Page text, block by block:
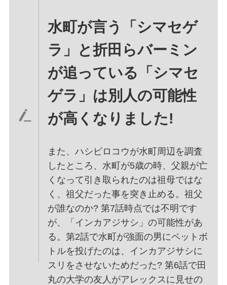
水町が言う「シマセゲ
ラ」と折田らバーミン
が追っている「シマセ
ゲラ」は別人の可能性
が高くなりました!
また、ハシビロコウが水町周辺を調査
したところ、水町が5歳の時、父親が亡
くなって引き取られたのは祖母ではな
く、祖父だった事を突き止める。祖父
が誰なのか? 第7話時点では不明です
が、「インカアジサシ」の可能性があ
る。第2話で水町が強面の男にペットボ
トルを投げたのは、インカアジサシに
スリをさせないためだった? 第6話で田
丸の大学の友人がアレックスに見せの